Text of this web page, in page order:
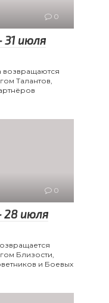
0
31 июля
возвращаются
Талантов,
0
28 июля
Близости,
и Боевых